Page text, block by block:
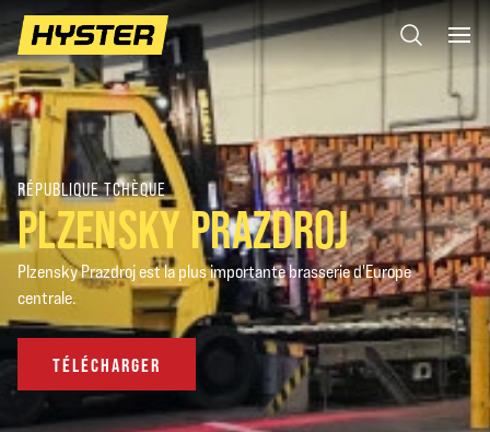
RÉPUBLIQUE TCHÈQUE
PLZENSKY PRAZDROJ
Plzensky Prazdroj est la plus importante brasserie d'Europe
centrale.
TÉLÉCHARGER